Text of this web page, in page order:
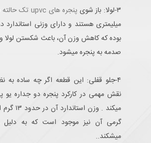
۳-لولا: باز شوی پنجره های upvc تک حالته
بوده که کاهش وزن آن، باعث شکستن لولا
صدمه به پنجره میشود.
۴-جلو قفلی: این قطعه اگر چه ساده به
نقش مهمی در کارکرد پنجره دو جداره
گرمی آن نیز موجود است که به دلیل
میشکند..